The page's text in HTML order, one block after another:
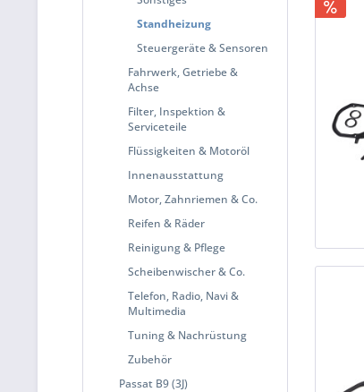
Standheizung
Steuergeräte & Sensoren
Fahrwerk, Getriebe &
Achse
Filter, Inspektion &
Serviceteile
Flüssigkeiten & Motoröl
Innenausstattung
Motor, Zahnriemen & Co.
Reifen & Räder
Reinigung & Pflege
Scheibenwischer & Co.
Telefon, Radio, Navi &
Multimedia
Tuning & Nachrüstung
Zubehör
Passat B9 (3J)